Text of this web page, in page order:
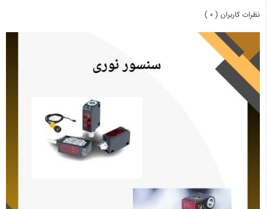
نظرات کاربران ( 0 )